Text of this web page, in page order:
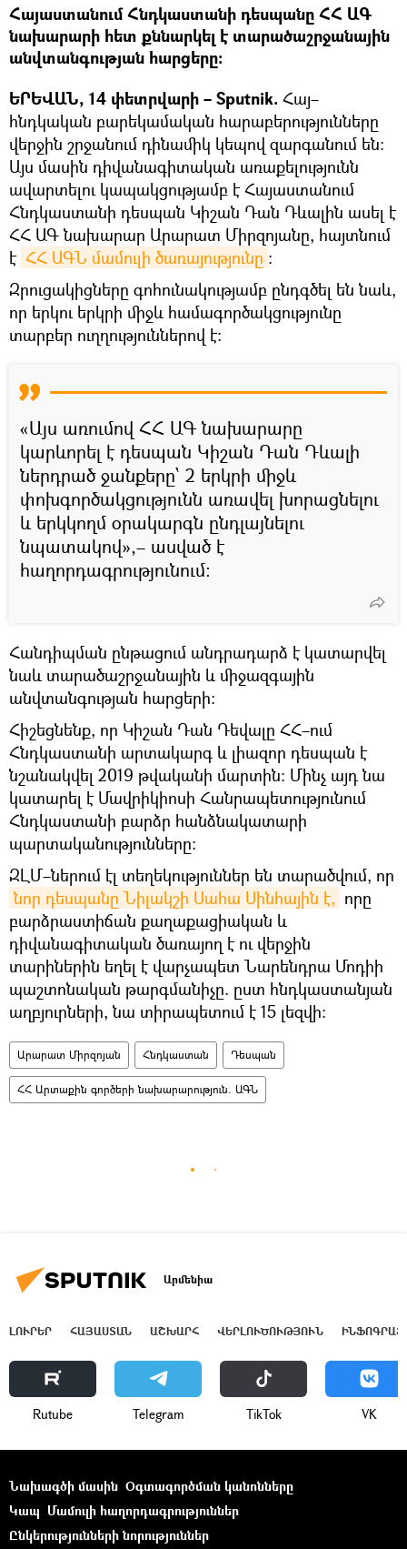
Հայաստանում Հնդկաստանի դեսպանը ՀՀ ԱԳ
նախարարի հետ քննարկել է տարածաշրջանային
անվտանգության հարցերը։
ԵՐԵՎԱՆ, 14 փետրվարի – Sputnik. Հայ–
հնդկական բարեկամական հարաբերությունները
վերջին շրջանում դինամիկ կեպով զարգանում են։
Այս մասին դիվանագիտական առաքելությունն
ավարտելու կապակցությամբ է Հայաստանում
Հնդկաստանի դեսպան Կիշան Դան Դևալին ասել է
ՀՀ ԱԳ նախարար Արարատ Միրզոյանը, հայտնում
է ՀՀ ԱԳՆ մամուլի ծառայությունը :
Զրուցակիցները գոհունակությամբ ընդգծել են նաև,
որ երկու երկրի միջև համագործակցությունը
տարբեր ուղղություններով է։
«Այս առումով ՀՀ ԱԳ նախարարը
կարևորել է դեսպան Կիշան Դան Դևալի
ներդրած ջանքերը՝ 2 երկրի միջև
փոխգործակցությունն առավել խորացնելու
և երկկողմ օրակարգն ընդլայնելու
նպատակով»,– ասված է
հաղորդագրությունում։
Հանդիպման ընթացում անդրադարձ է կատարվել
նաև տարածաշրջանային և միջազգային
անվտանգության հարցերի:
Հիշեցնենք, որ Կիշան Դան Դեվալը ՀՀ–ում
Հնդկաստանի արտակարգ և լիազոր դեսպան է
նշանակվել 2019 թվականի մարտին։ Մինչ այդ նա
կատարել է Մավրիկիոսի Հանրապետությունում
Հնդկաստանի բարձր հանձնակատարի
պարտականությունները:
ԶԼՄ–ներում էլ տեղեկություններ են տարածվում, որ
նոր դեսպանը Նիլակշի Սահա Սինհային է, որը
բարձրաստիճան քաղաքացիական և
դիվանագիտական ծառայող է ու վերջին
տարիներին եղել է վարչապետ Նարենդրա Մոդիի
պաշտոնական թարգմանիչը. ըստ հնդկաստանյան
աղբյուրների, նա տիրապետում է 15 լեզվի։
Արարատ Միրզոյան Հնդկաստան Դեսպան
ՀՀ Արտաքին գործերի նախարարություն. ԱԳՆ
Արմենիա
ԼՈՒՐԵՐ ՀԱՅԱՍՏԱՆ ԱՇԽԱՐՀ ՎԵՐԼՈՒԾՈՒԹՅՈՒՆ
Rutube Telegram ТikТоk VK
Նախագծի մասին Օգտագործման կանոնները
Կապ Մամուլի հաղորդագրություններ
Ընկերությունների նորություններ